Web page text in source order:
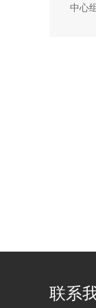
中心
联系